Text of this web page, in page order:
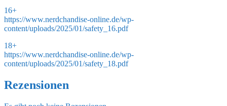
16+
https://www.nerdchandise-online.de/wp-
content/uploads/2025/01/safety_16.pdf
18+
https://www.nerdchandise-online.de/wp-
content/uploads/2025/01/safety_18.pdf
Rezensionen